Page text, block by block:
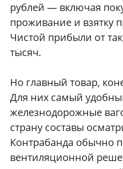
рублей — включая
проживание и взятку
Чистой прибыли от
тысяч.
Но главный товар,
Для них самый
железнодорожные
страну составы
Контрабанда обычно
вентиляционной